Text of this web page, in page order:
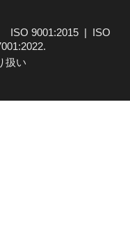
9001:2015 | ISO
扱い